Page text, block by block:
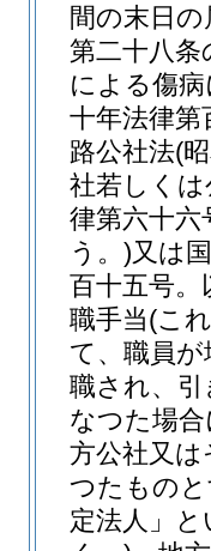
間の末日
第二十八
による傷
十年法律第
路公社法(
社若しく
律第六十六
う。)又は
百十五号。
職手当(こ
て、職員
職され、
なつた場
方公社又
つたもの
定法人」と